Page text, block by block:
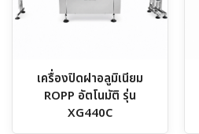
เครื่องปิดฝาอลูมิเนียม
ROPP อัตโนมัติ รุ่น
XG440C